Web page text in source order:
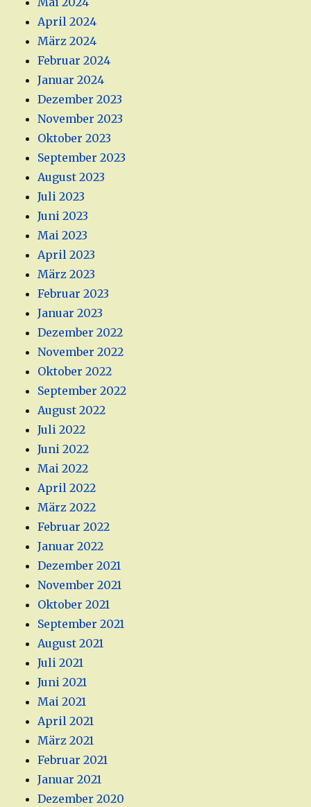
April 2024
März 2024
Februar 2024
Januar 2024
Dezember 2023
November 2023
Oktober 2023
September 2023
August 2023
Juli 2023
Juni 2023
Mai 2023
April 2023
März 2023
Februar 2023
Januar 2023
Dezember 2022
November 2022
Oktober 2022
September 2022
August 2022
Juli 2022
Juni 2022
Mai 2022
April 2022
März 2022
Februar 2022
Januar 2022
Dezember 2021
November 2021
Oktober 2021
September 2021
August 2021
Juli 2021
Juni 2021
Mai 2021
April 2021
März 2021
Februar 2021
Januar 2021
Dezember 2020